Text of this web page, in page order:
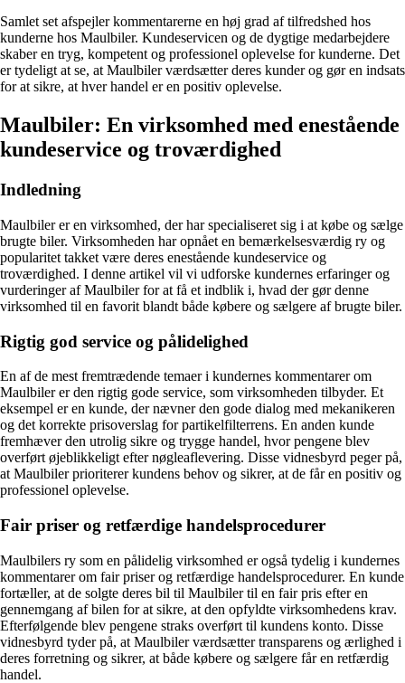
Samlet set afspejler kommentarerne en høj grad af tilfredshed hos
kunderne hos Maulbiler. Kundeservicen og de dygtige medarbejdere
skaber en tryg, kompetent og professionel oplevelse for kunderne. Det
er tydeligt at se, at Maulbiler værdsætter deres kunder og gør en indsats
for at sikre, at hver handel er en positiv oplevelse.
Maulbiler: En virksomhed med enestående
kundeservice og troværdighed
Indledning
Maulbiler er en virksomhed, der har specialiseret sig i at købe og sælge
brugte biler. Virksomheden har opnået en bemærkelsesværdig ry og
popularitet takket være deres enestående kundeservice og
troværdighed. I denne artikel vil vi udforske kundernes erfaringer og
vurderinger af Maulbiler for at få et indblik i, hvad der gør denne
virksomhed til en favorit blandt både købere og sælgere af brugte biler.
Rigtig god service og pålidelighed
En af de mest fremtrædende temaer i kundernes kommentarer om
Maulbiler er den rigtig gode service, som virksomheden tilbyder. Et
eksempel er en kunde, der nævner den gode dialog med mekanikeren
og det korrekte prisoverslag for partikelfilterrens. En anden kunde
fremhæver den utrolig sikre og trygge handel, hvor pengene blev
overført øjeblikkeligt efter nøgleaflevering. Disse vidnesbyrd peger på,
at Maulbiler prioriterer kundens behov og sikrer, at de får en positiv og
professionel oplevelse.
Fair priser og retfærdige handelsprocedurer
Maulbilers ry som en pålidelig virksomhed er også tydelig i kundernes
kommentarer om fair priser og retfærdige handelsprocedurer. En kunde
fortæller, at de solgte deres bil til Maulbiler til en fair pris efter en
gennemgang af bilen for at sikre, at den opfyldte virksomhedens krav.
Efterfølgende blev pengene straks overført til kundens konto. Disse
vidnesbyrd tyder på, at Maulbiler værdsætter transparens og ærlighed i
deres forretning og sikrer, at både købere og sælgere får en retfærdig
handel.